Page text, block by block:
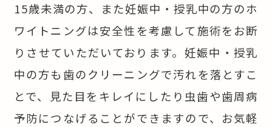
15歳未満の方、また妊娠中・授乳中の方のホ
ワイトニングは安全性を考慮して施術をお断
りさせていただいております。妊娠中・授乳
中の方も歯のクリーニングで汚れを落とすこ
とで、見た目をキレイにしたり虫歯や歯周病
予防につなげることができますので、お気軽